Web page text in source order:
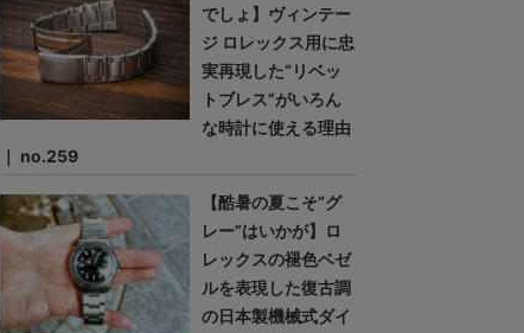
でしょ】ヴィンテー
ジ ロレックス用に忠
実再現した“リベッ
トブレス”がいろん
な時計に使える理由
｜ no.259
【酷暑の夏こそ“グ
レー”はいかが】ロ
レックスの褪色ベゼ
ルを表現した復古調
の日本製機械式ダイ